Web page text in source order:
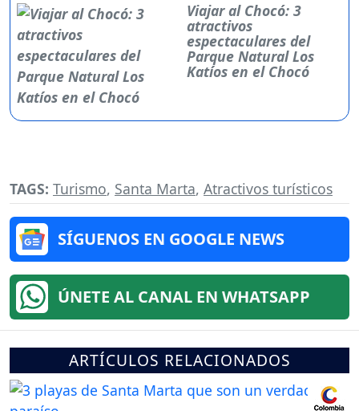
Viajar al Chocó: 3
atractivos
espectaculares del
Parque Natural Los
Katíos en el Chocó
TAGS: Turismo, Santa Marta, Atractivos turísticos
SÍGUENOS EN GOOGLE NEWS
ÚNETE AL CANAL EN WHATSAPP
ARTÍCULOS RELACIONADOS